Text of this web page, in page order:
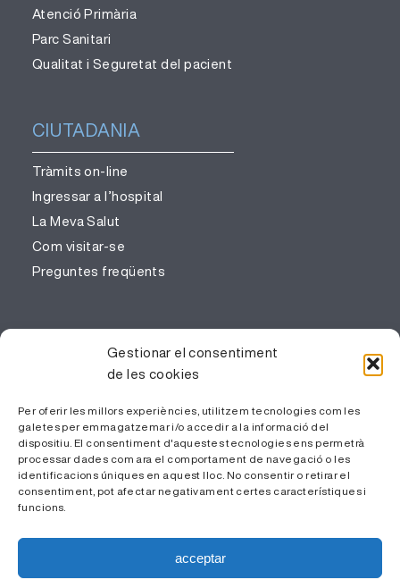
Gestionar el consentiment
de les cookies
Per oferir les millors experiències, utilitzem tecnologies com les
galetes per emmagatzemar i/o accedir a la informació del
dispositiu. El consentiment d'aquestes tecnologies ens permetrà
processar dades com ara el comportament de navegació o les
identificacions úniques en aquest lloc. No consentir o retirar el
consentiment, pot afectar negativament certes característiques i
funcions.
acceptar
Atenció Primària
Parc Sanitari
Qualitat i Seguretat del pacient
CIUTADANIA
Tràmits on-line
Ingressar a l’hospital
La Meva Salut
Com visitar-se
Preguntes freqüents
Gestió del coneixement
Treballa amb nosaltres
Àrea Privada